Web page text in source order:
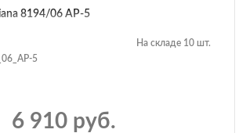
8194/06 AP-5
На складе 10 шт.
5
6 910 руб.